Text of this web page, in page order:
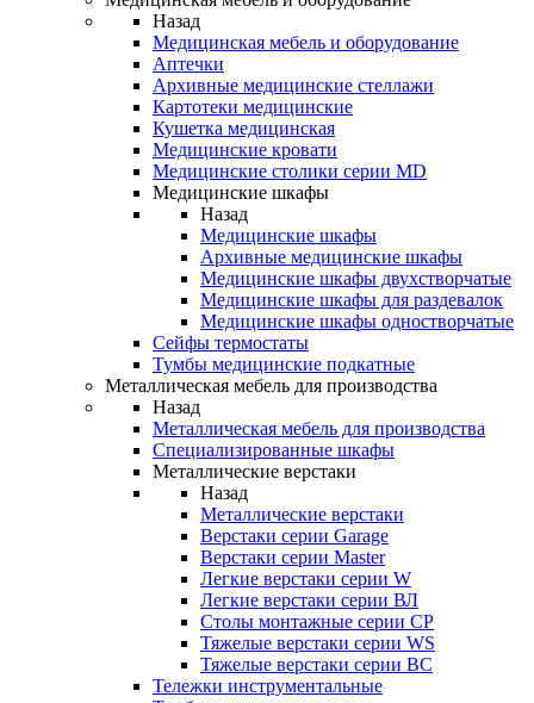
Назад
Медицинская мебель и оборудование
Аптечки
Архивные медицинские стеллажи
Картотеки медицинские
Кушетка медицинская
Медицинские кровати
Медицинские столики серии MD
Медицинские шкафы
Назад
Медицинские шкафы
Архивные медицинские шкафы
Медицинские шкафы двухстворчатые
Медицинские шкафы для раздевалок
Медицинские шкафы одностворчатые
Сейфы термостаты
Тумбы медицинские подкатные
Металлическая мебель для производства
Назад
Металлическая мебель для производства
Cпециализированные шкафы
Металлические верстаки
Назад
Металлические верстаки
Верстаки серии Garage
Верстаки серии Master
Легкие верстаки серии W
Легкие верстаки серии ВЛ
Столы монтажные серии СР
Тяжелые верстаки серии WS
Тяжелые верстаки серии ВС
Тележки инструментальные